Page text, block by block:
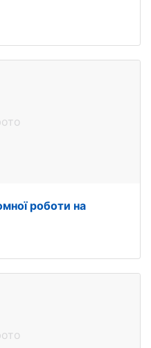
роботи на